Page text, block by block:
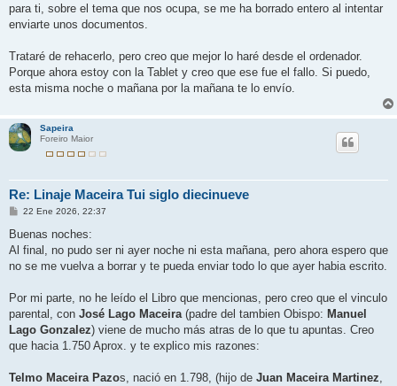
para ti, sobre el tema que nos ocupa, se me ha borrado entero al intentar
enviarte unos documentos.
Trataré de rehacerlo, pero creo que mejor lo haré desde el ordenador.
Porque ahora estoy con la Tablet y creo que ese fue el fallo. Si puedo,
esta misma noche o mañana por la mañana te lo envío.
Sapeira
Foreiro Maior
Re: Linaje Maceira Tui siglo diecinueve
M
n
a
j
22 Ene 2026, 22:37
Buenas noches:
Al final, no pudo ser ni ayer noche ni esta mañana, pero ahora espero que
no se me vuelva a borrar y te pueda enviar todo lo que ayer habia escrito.
Por mi parte, no he leído el Libro que mencionas, pero creo que el vinculo
parental, con José Lago Maceira(padre del tambien Obispo: Manuel
Lago Gonzalez) viene de mucho más atras de lo que tu apuntas. Creo
que hacia 1.750 Aprox. y te explico mis razones:
Telmo Maceira Pazos, nació en 1.798, (hijo de Juan Maceira Martinez,